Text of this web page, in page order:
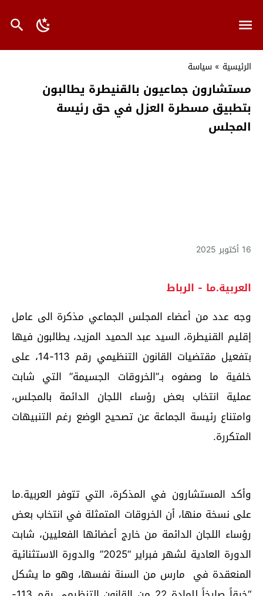
الرئيسية » سياسة
مستشارون جماعيون بالقنيطرة يطالبون
بتطبيق مسطرة العزل في حق رئيسة
المجلس
16 أكتوبر 2025
العربية.ما - الرباط
وجه عدد من أعضاء المجلس الجماعي مذكرة الى عامل
إقليم القنيطرة، السيد عبد الحميد المزيد، يطالبون فيها
بتفعيل مقتضيات القانون التنظيمي رقم 113-14، على
خلفية ما وصفوه بـ”الخروقات الجسيمة” التي شابت
عملية انتخاب بعض رؤساء اللجان الدائمة بالمجلس،
وامتناع رئيسة الجماعة عن تصحيح الوضع رغم التنبيهات
المتكررة.
وأكد المستشارون في المذكرة، التي تتوفر العربية.ما
على نسخة منها، أن الخروقات المتمثلة في انتخاب بعض
رؤساء اللجان الدائمة من خارج أعضائها الفعليين، شابت
الدورة العادية لشهر فبراير “2025” والدورة الاستثنائية
المنعقدة في مارس من السنة نفسها، وهو ما يشكل